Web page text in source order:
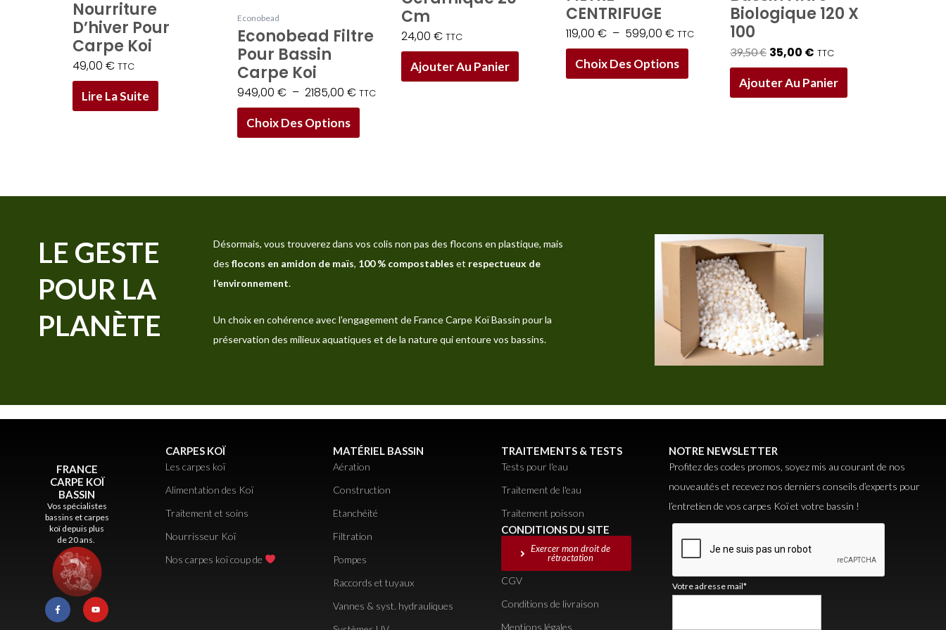
Nourriture
D’hiver Pour
Carpe Koi
49,00€ TTC
Lire La Suite
Econobead
Econobead Filtre
Pour Bassin
Carpe Koi
949,00 € – 2185,00 € TTC
Choix Des Options
page
Cm
24,00€ TTC
Ajouter Au Panier
CENTRIFUGE
119,00 € – 599,00 € TTC
Choix Des Options
page
du
Biologique 120 X
100
39,50€ 35,00 € TTC
Ajouter Au Panier
LE GESTE
POUR LA
PLANÈTE
Désormais, vous trouverez dans vos colis non pas des flocons en plastique, mais
desflocons en amidon de maïs, 100 % compostables et respectueux de
l’environnement.
Un choix en cohérence avec l’engagement de France Carpe Koï Bassin pour la
préservation des milieux aquatiques et de la nature qui entoure vos bassins.
FRANCE
CARPE KOÏ
BASSIN
Vos spécialistes
bassins et carpes
koï depuis plus
de 20 ans.
F
a
c
e
Y
o
t
CARPES KOÏ
Les carpes koï
Alimentation des Koï
Traitement et soins
Nourrisseur Koï
Nos carpes koï coup de
MATÉRIEL BASSIN
Aération
Construction
Etanchéité
Filtration
Pompes
Raccords et tuyaux
Vannes & syst. hydrauliques
TRAITEMENTS & TESTS
Tests pour l'eau
Traitement de l'eau
Traitement poisson
CONDITIONS DU SITE
Exercer mon droit de
rétractation
CGV
Conditions de livraison
Mentions légales
NOTRE NEWSLETTER
Profitez des codes promos, soyez mis au courant de nos
nouveautés et recevez nos derniers conseils d’experts pour
l’entretien de vos carpes Koï et votre bassin !
Votre adresse mail*